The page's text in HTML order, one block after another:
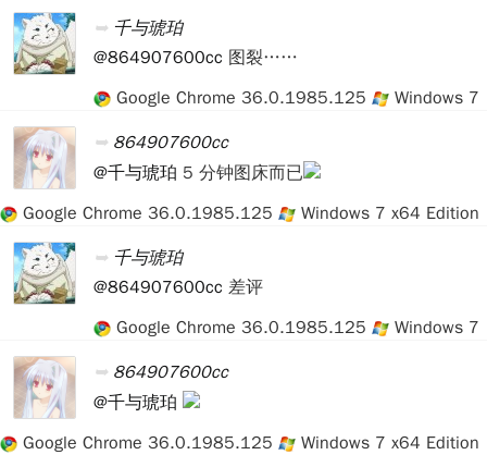
千与琥珀
@864907600cc 图裂……
Google Chrome 36.0.1985.125
Windows 7
864907600cc
@千与琥珀 5 分钟图床而已
Google Chrome 36.0.1985.125
Windows 7 x64 Edition
千与琥珀
@864907600cc 差评
Google Chrome 36.0.1985.125
Windows 7
864907600cc
@千与琥珀
Google Chrome 36.0.1985.125
Windows 7 x64 Edition